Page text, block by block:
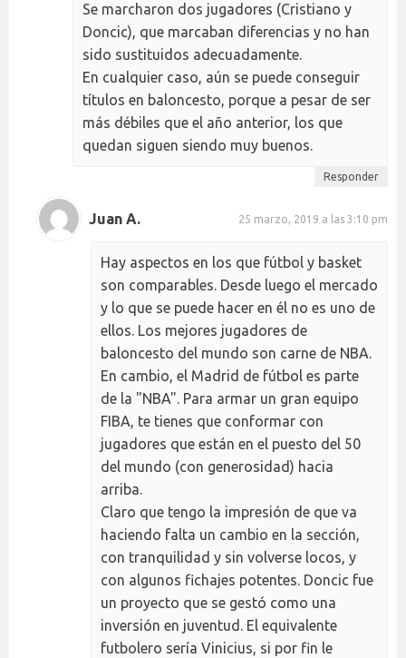
Se marcharon dos jugadores (Cristiano y
Doncic), que marcaban diferencias y no han
sido sustituidos adecuadamente.
En cualquier caso, aún se puede conseguir
títulos en baloncesto, porque a pesar de ser
más débiles que el año anterior, los que
quedan siguen siendo muy buenos.
Responder
Juan A. 25 marzo, 2019 a las 3:10 pm
Hay aspectos en los que fútbol y basket
son comparables. Desde luego el mercado
y lo que se puede hacer en él no es uno de
ellos. Los mejores jugadores de
baloncesto del mundo son carne de NBA.
En cambio, el Madrid de fútbol es parte
de la "NBA". Para armar un gran equipo
FIBA, te tienes que conformar con
jugadores que están en el puesto del 50
del mundo (con generosidad) hacia
arriba.
Claro que tengo la impresión de que va
haciendo falta un cambio en la sección,
con tranquilidad y sin volverse locos, y
con algunos fichajes potentes. Doncic fue
un proyecto que se gestó como una
inversión en juventud. El equivalente
futbolero sería Vinicius, si por fin le